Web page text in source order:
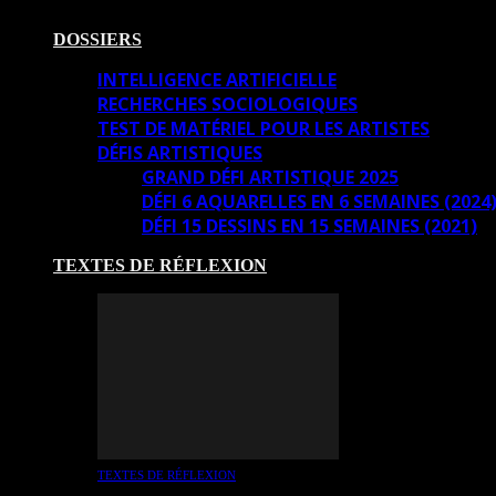
DOSSIERS
INTELLIGENCE ARTIFICIELLE
RECHERCHES SOCIOLOGIQUES
TEST DE MATÉRIEL POUR LES ARTISTES
DÉFIS ARTISTIQUES
GRAND DÉFI ARTISTIQUE 2025
DÉFI 6 AQUARELLES EN 6 SEMAINES (2024)
DÉFI 15 DESSINS EN 15 SEMAINES (2021)
TEXTES DE RÉFLEXION
TEXTES DE RÉFLEXION